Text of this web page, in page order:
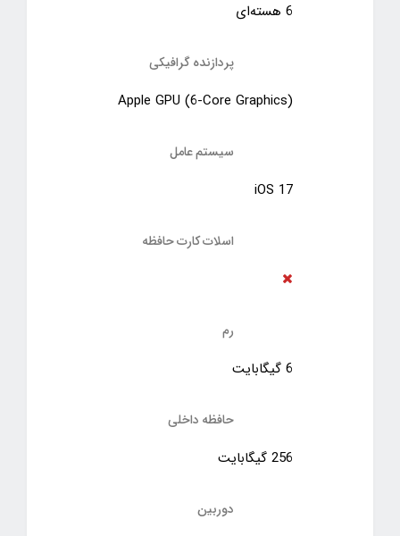
6 هسته‌ای
پردازنده‌ گرافیکی
Apple GPU (6-Core Graphics)
سیستم عامل
iOS 17
اسلات کارت حافظه
رم
6 گیگابایت
حافظه داخلی
256 گیگابایت
دوربین